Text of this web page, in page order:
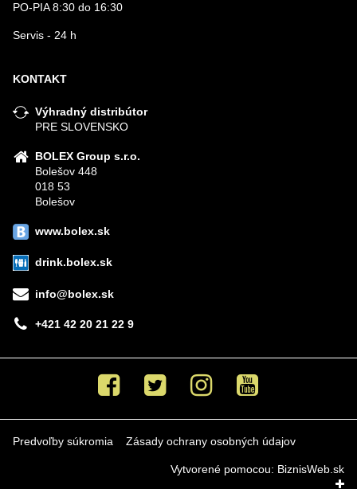
PO-PIA 8:30 do 16:30
Servis - 24 h
KONTAKT
Výhradný distribútor
PRE SLOVENSKO
BOLEX Group s.r.o.
Bolešov 448
018 53
Bolešov
www.bolex.sk
drink.bolex.sk
info@bolex.sk
+421 42 20 21 22 9
Facebook Twitter Instagram Youtube
Predvoľby súkromia Zásady ochrany osobných údajov
Vytvorené pomocou: BiznisWeb.sk